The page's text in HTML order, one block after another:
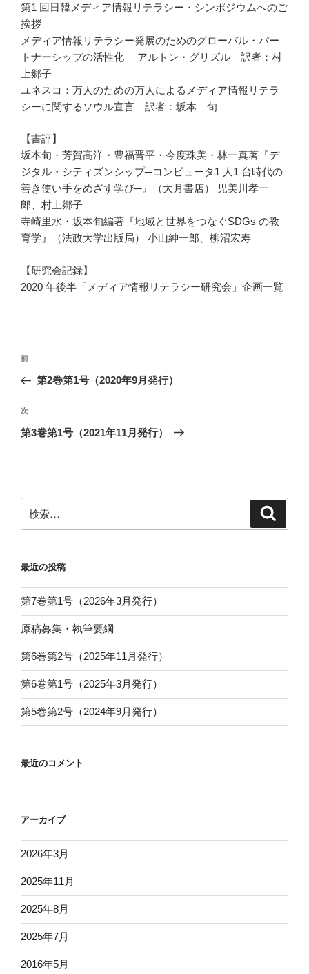
第1 回日韓メディア情報リテラシー・シンポジウムへのご
挨拶
メディア情報リテラシー発展のためのグローバル・パー
トナーシップの活性化 アルトン・グリズル 訳者：村
上郷子
ユネスコ：万人のための万人によるメディア情報リテラ
シーに関するソウル宣言 訳者：坂本 旬
【書評】
坂本旬・芳賀高洋・豊福晋平・今度珠美・林一真著『デ
ジタル・シティズンシップ─コンピュータ1 人1 台時代の
善き使い手をめざす学び─』（大月書店） 児美川孝一
郎、村上郷子
寺崎里水・坂本旬編著『地域と世界をつなぐSDGs の教
育学』（法政大学出版局） 小山紳一郎、柳沼宏寿
【研究会記録】
2020 年後半「メディア情報リテラシー研究会」企画一覧
投
ナ
ビ
ゲ
ン
前
の
稿
前
第2巻第1号（2020年9月発行）
次
の
次
第3巻第1号（2021年11月発行）
索:
最近の投稿
第7巻第1号（2026年3月発行）
原稿募集・執筆要綱
第6巻第2号（2025年11月発行）
第6巻第1号（2025年3月発行）
第5巻第2号（2024年9月発行）
最近のコメント
アーカイブ
2026年3月
2025年11月
2025年8月
2025年7月
2016年5月